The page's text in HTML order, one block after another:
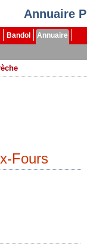
Annuaire
Bandol
Annuaire
Fours